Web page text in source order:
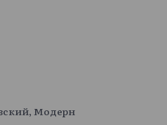
Модерн